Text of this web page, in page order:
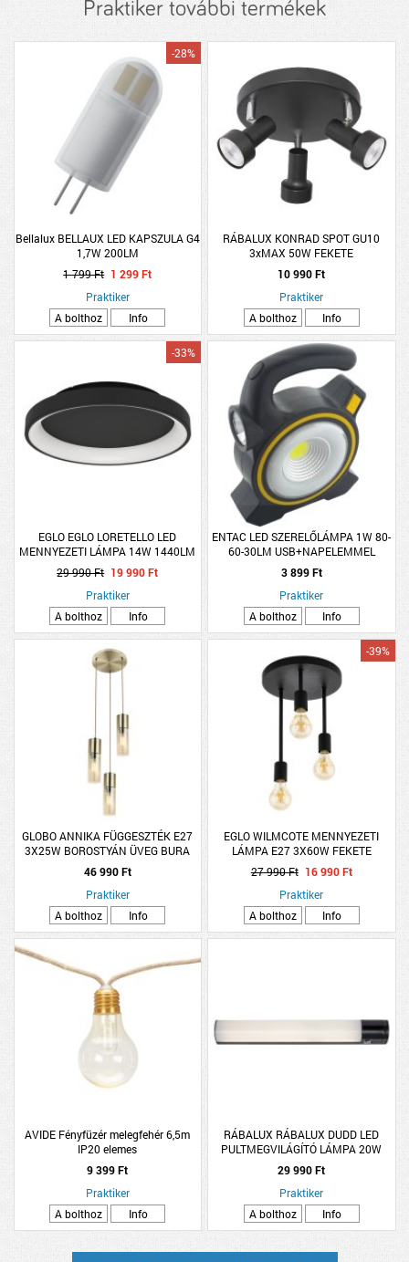
Praktiker további termékek
Bellalux BELLAUX LED KAPSZULA G4
1,7W 200LM
-28%
1 799 Ft 1 299 Ft
Praktiker
A bolthoz
Info
RÁBALUX KONRAD SPOT GU10
3xMAX 50W FEKETE
10 990 Ft
Praktiker
A bolthoz
Info
EGLO EGLO LORETELLO LED
MENNYEZETI LÁMPA 14W 1440LM
2700K-6500K IP20 35,2CM
FEKETE/FEHÉR
-33%
29 990 Ft 19 990 Ft
Praktiker
A bolthoz
Info
ENTAC LED SZERELŐLÁMPA 1W 80-
60-30LM USB+NAPELEMMEL
TÖLTHETŐ+POWER BANK
3 899 Ft
Praktiker
A bolthoz
Info
GLOBO ANNIKA FÜGGESZTÉK E27
3X25W BOROSTYÁN ÜVEG BURA
ÁTMÉRŐ:30CM, HOSSZÚSÁG:150CM
46 990 Ft
Praktiker
A bolthoz
Info
EGLO WILMCOTE MENNYEZETI
LÁMPA E27 3X60W FEKETE
-39%
27 990 Ft 16 990 Ft
Praktiker
A bolthoz
Info
AVIDE Fényfüzér melegfehér 6,5m
IP20 elemes
9 399 Ft
Praktiker
A bolthoz
Info
RÁBALUX RÁBALUX DUDD LED
PULTMEGVILÁGÍTÓ LÁMPA 20W
1200LM 4000K IP44 87X8,5CM
FEKETE
29 990 Ft
Praktiker
A bolthoz
Info